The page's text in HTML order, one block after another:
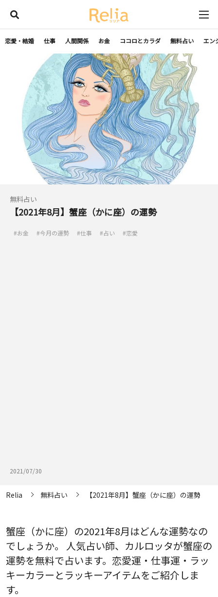
恋愛・結婚 仕事 人間関係 お金 ココロとカラダ 無料占い エン
無料占い
【2021年8月】蟹座（かに座）の運勢
お金 今月の運勢 仕事 占い 恋愛
2021/07/30
Relia 無料占い 【2021年8月】蟹座（かに座）の運勢
蟹座（かに座）の2021年8月はどんな運勢なの
でしょうか。 人気占い師、カルロッタが蟹座の
運勢を無料で占います。恋愛運・仕事運・ラッ
キーカラーとラッキーアイテムをご紹介しま
す。